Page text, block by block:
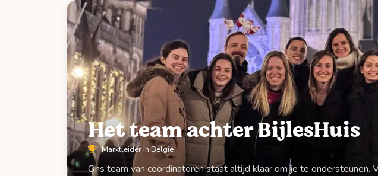
Het team achter BijlesHuis
Marktleider in België
Ons team van coördinatoren staat altijd klaar om je te